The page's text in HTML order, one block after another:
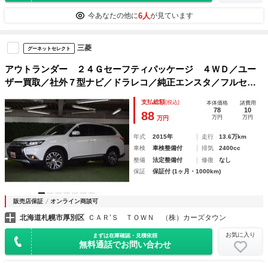
今あなたの他に6人が見ています
グーネットセレクト 三菱
アウトランダー ２４Ｇセーフティパッケージ ４ＷＤ／ユー
ザー買取／社外７型ナビ／ドラレコ／純正エンスタ／フルセグ
／レーダークルーズ／車線逸脱防止／ＢｌｕｅＴｏｏｔｈ／７
人乗り／純正１８インチＡＷ／ＬＥＤヘッドライト／ＥＴＣ車
載器
支払総額(税込)
88 万円
本体価格
78
万円
諸費用
10
万円
年式 2015年 走行
13.6万km
車検
車検整備付 排気
2400cc
整備
法定整備付 修復
なし
保証
保証付 (1ヶ月・1000km)
販売店保証 オンライン商談可
北海道札幌市厚別区 ＣＡＲ’Ｓ ＴＯＷＮ （株）カーズタウン
まずは在庫確認・見積依頼
無料通話でお問い合わせ
お気に入り